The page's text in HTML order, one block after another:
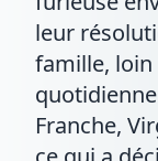
leur
famille, loin
Franche,